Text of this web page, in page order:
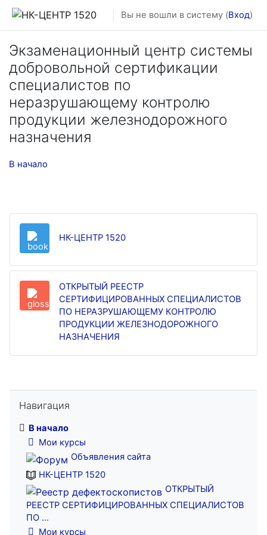
Перейти к основному содержанию
Вы не вошли в систему (Вход)
Экзаменационный центр системы
добровольной сертификации
специалистов по
неразрушающему контролю
продукции железнодорожного
назначения
В начало
НК-ЦЕНТР 1520Книга
ОТКРЫТЫЙ РЕЕСТР
СЕРТИФИЦИРОВАННЫХ СПЕЦИАЛИСТОВ
ПО НЕРАЗРУШАЮЩЕМУ КОНТРОЛЮ
ПРОДУКЦИИ ЖЕЛЕЗНОДОРОЖНОГО
НАЗНАЧЕНИЯ
Навигация
В начало
Мои курсы
Объявления сайта
НК-ЦЕНТР 1520
ОТКРЫТЫЙ
РЕЕСТР СЕРТИФИЦИРОВАННЫХ СПЕЦИАЛИСТОВ
ПО ...
Мои курсы